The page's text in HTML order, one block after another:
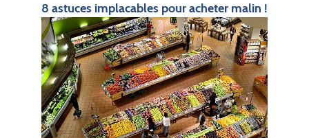
8 astuces implacables pour acheter malin !